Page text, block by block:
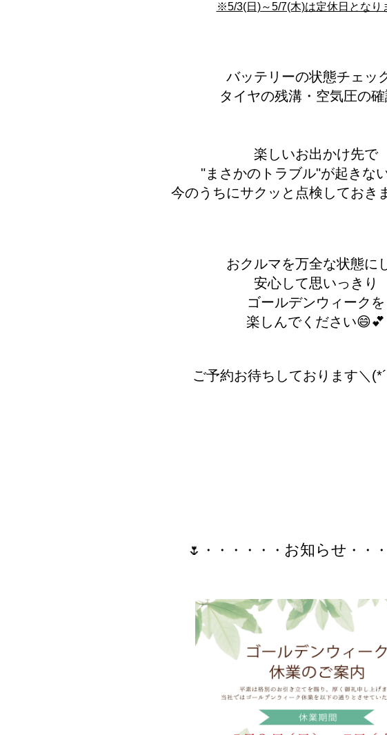
※5/3(日)～5/7(木)は定休日とな
バッテリーの状態チェッ
タイヤの残溝・空気圧の
楽しいお出かけ先で
"まさかのトラブル"が起きな
今のうちにサクッと点検しておき
おクルマを万全な状態に
安心して思いっきり
ゴールデンウィークを
楽しんでください😄💕
ご予約お待ちしております＼
🌷・・・・・・ お知らせ ・・